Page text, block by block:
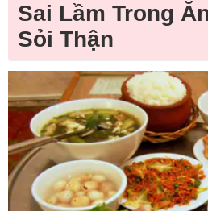
Sai Lầm Trong
Sỏi Thận